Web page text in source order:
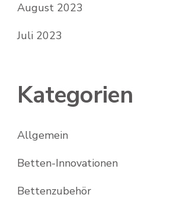
August 2023
Juli 2023
Kategorien
Allgemein
Betten-Innovationen
Bettenzubehör